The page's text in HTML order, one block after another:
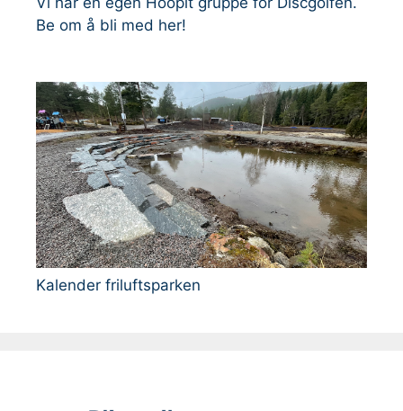
Be om å bli med her!
Kalender friluftsparken